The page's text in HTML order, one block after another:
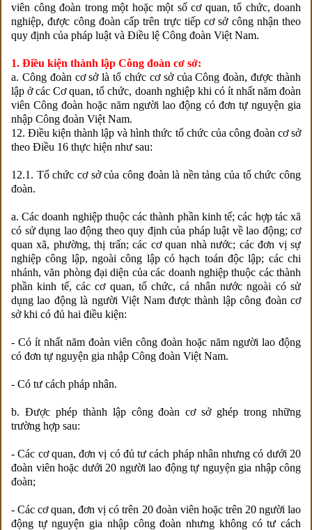
viên công đoàn trong một hoặc một số cơ quan, tổ chức, doanh
nghiệp, được công đoàn cấp trên trực tiếp cơ sở công nhận theo
quy định của pháp luật và Điều lệ Công đoàn Việt Nam.
1. Điều kiện thành lập Công đoàn cơ sở:
a. Công đoàn cơ sở là tổ chức cơ sở của Công đoàn, được thành
lập ở các Cơ quan, tổ chức, doanh nghiệp khi có ít nhất năm đoàn
viên Công đoàn hoặc năm người lao động có đơn tự nguyện gia
nhập Công đoàn Việt Nam.
12. Điều kiện thành lập và hình thức tổ chức của công đoàn cơ sở
theo Điều 16 thực hiện như sau:
12.1. Tổ chức cơ sở của công đoàn là nền tảng của tổ chức công
đoàn.
a. Các doanh nghiệp thuộc các thành phần kinh tế; các hợp tác xã
có sử dụng lao động theo quy định của pháp luật về lao động; cơ
quan xã, phường, thị trấn; các cơ quan nhà nước; các đơn vị sự
nghiệp công lập, ngoài công lập có hạch toán độc lập; các chi
nhánh, văn phòng đại diện của các doanh nghiệp thuộc các thành
phần kinh tế, các cơ quan, tổ chức, cá nhân nước ngoài có sử
dụng lao động là người Việt Nam được thành lập công đoàn cơ
sở khi có đủ hai điều kiện:
- Có ít nhất năm đoàn viên công đoàn hoặc năm người lao động
có đơn tự nguyện gia nhập Công đoàn Việt Nam.
- Có tư cách pháp nhân.
b. Được phép thành lập công đoàn cơ sở ghép trong những
trường hợp sau:
- Các cơ quan, đơn vị có đủ tư cách pháp nhân nhưng có dưới 20
đoàn viên hoặc dưới 20 người lao động tự nguyện gia nhập công
đoàn;
- Các cơ quan, đơn vị có trên 20 đoàn viên hoặc trên 20 người lao
động tự nguyện gia nhập công đoàn nhưng không có tư cách